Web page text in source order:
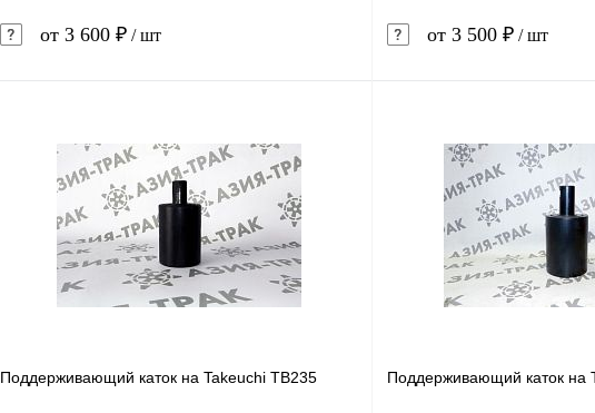
от 3 600 ₽ / шт
Купить в 1 клик Сравнение
В избранное В наличии
от 3 500 ₽ / шт
Купить в 1 клик
В избранное
Поддерживающий каток на Takeuchi TB235 Поддерживающий каток на